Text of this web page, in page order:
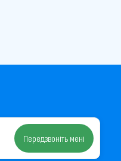
Передзвоніть мені